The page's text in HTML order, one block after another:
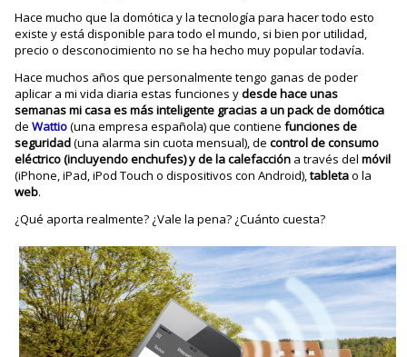
Hace mucho que la domótica y la tecnología para hacer todo esto
existe y está disponible para todo el mundo, si bien por utilidad,
precio o desconocimiento no se ha hecho muy popular todavía.
Hace muchos años que personalmente tengo ganas de poder
aplicar a mi vida diaria estas funciones ydesde hace unas
semanas mi casa es más inteligente gracias a un pack de domótica
deWattio(una empresa española) que contienefunciones de
seguridad(una alarma sin cuota mensual), decontrol de consumo
eléctrico (incluyendo enchufes) y de la calefacción a través delmóvil
(iPhone, iPad, iPod Touch o dispositivos con Android),tabletao la
web.
¿Qué aporta realmente? ¿Vale la pena? ¿Cuánto cuesta?